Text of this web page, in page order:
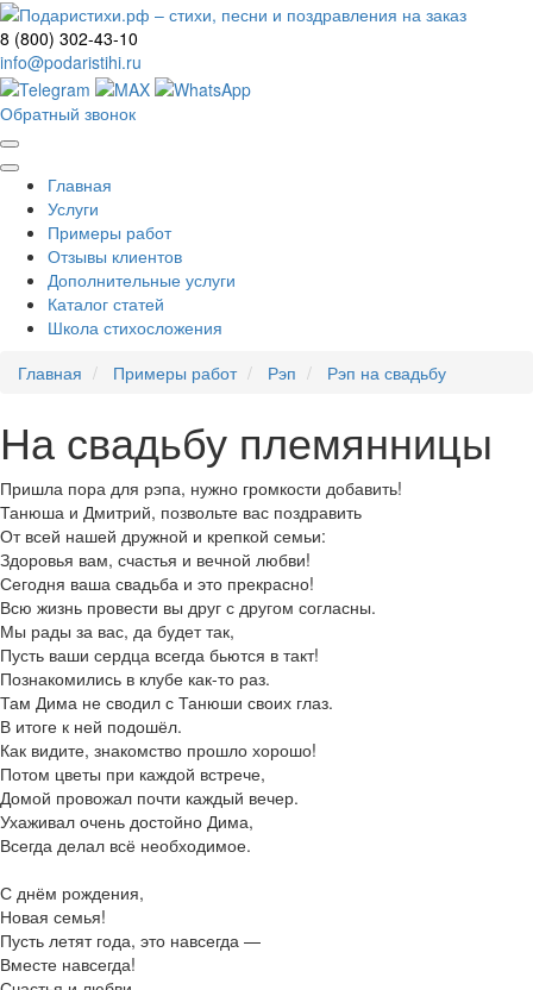
8 (800) 302-43-10
info@podaristihi.ru
Обратный звонок
Главная
Услуги
Примеры работ
Отзывы клиентов
Дополнительные услуги
Каталог статей
Школа стихосложения
Главная
Примеры работ Рэп Рэп на свадьбу
На свадьбу племянницы
Пришла пора для рэпа, нужно громкости добавить!
Танюша и Дмитрий, позвольте вас поздравить
От всей нашей дружной и крепкой семьи:
Здоровья вам, счастья и вечной любви!
Сегодня ваша свадьба и это прекрасно!
Всю жизнь провести вы друг с другом согласны.
Мы рады за вас, да будет так,
Пусть ваши сердца всегда бьются в такт!
Познакомились в клубе как-то раз.
Там Дима не сводил с Танюши своих глаз.
В итоге к ней подошёл.
Как видите, знакомство прошло хорошо!
Потом цветы при каждой встрече,
Домой провожал почти каждый вечер.
Ухаживал очень достойно Дима,
Всегда делал всё необходимое.
С днём рождения,
Новая семья!
Пусть летят года, это навсегда —
Вместе навсегда!